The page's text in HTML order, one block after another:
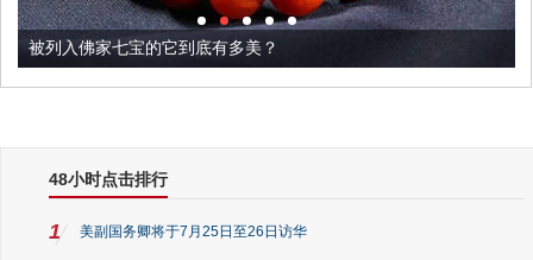
被列入佛家七宝的它到底有多美？
48小时点击排行
1 美副国务卿将于7月25日至26日访华